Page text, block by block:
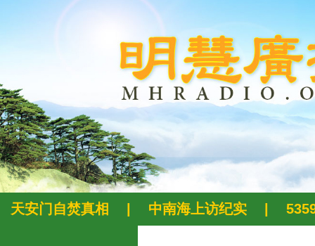
天安门自焚真相 中南海上访纪实